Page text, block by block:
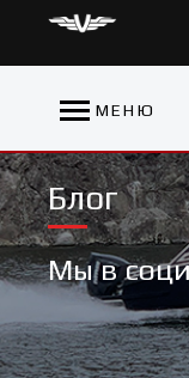
МЕНЮ
Блог
Мы в